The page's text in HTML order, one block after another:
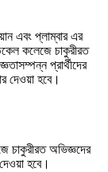
এবং প্লাম্বার এর
কলেজে চাকুরীরত
প্রার্থীদের
দেওয়া হবে।
চাকুরীরত অভিজ্ঞদের
হবে।